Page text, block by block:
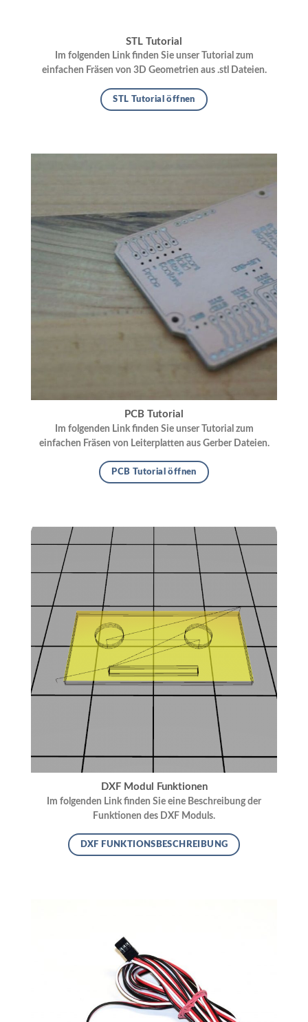
STL Tutorial
Im folgenden Link finden Sie unser Tutorial zum
einfachen Fräsen von 3D Geometrien aus .stl Dateien.
STL Tutorial öffnen
PCB Tutorial
Im folgenden Link finden Sie unser Tutorial zum
einfachen Fräsen von Leiterplatten aus Gerber Dateien.
PCB Tutorial öffnen
DXF Modul Funktionen
Im folgenden Link finden Sie eine Beschreibung der
Funktionen des DXF Moduls.
DXF FUNKTIONSBESCHREIBUNG